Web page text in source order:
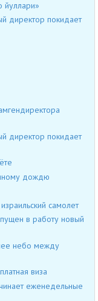
йуллари»
директор покидает
директор покидает
дождю
самолет
в работу новый
небо между
виза
еженедельные